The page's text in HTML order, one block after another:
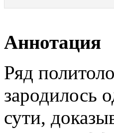
Аннотация
Ряд
зародилось
сути,